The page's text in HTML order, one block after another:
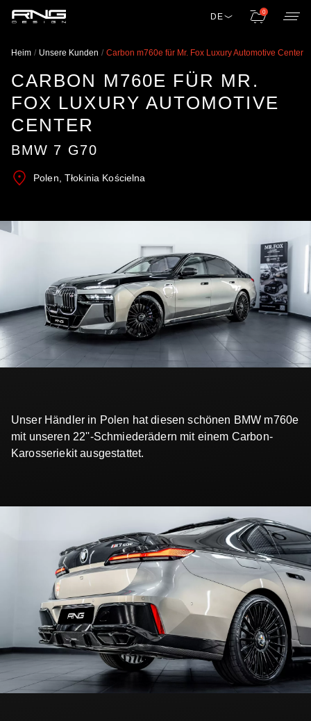
DE 0
Heim Unsere Kunden Carbon m760e für Mr. Fox Luxury Automotive Center
CARBON M760E FÜR MR.
FOX LUXURY AUTOMOTIVE
CENTER
BMW 7 G70
Polen, Tłokinia Kościelna
Unser Händler in Polen hat diesen schönen BMW m760e
mit unseren 22''-Schmiederädern mit einem Carbon-
Karosseriekit ausgestattet.